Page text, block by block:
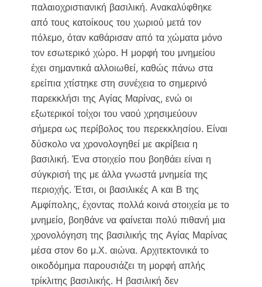
παλαιοχριστιανική βασιλική. Ανακαλύφθηκε
από τους κατοίκους του χωριού μετά τον
πόλεμο, όταν καθάρισαν από τα χώματα μόνο
τον εσωτερικό χώρο. Η μορφή του μνημείου
έχει σημαντικά αλλοιωθεί, καθώς πάνω στα
ερείπια χτίστηκε στη συνέχεια το σημερινό
παρεκκλήσι της Αγίας Μαρίνας, ενώ οι
εξωτερικοί τοίχοι του ναού χρησιμεύουν
σήμερα ως περίβολος του περεκκλησίου. Είναι
δύσκολο να χρονολογηθεί με ακρίβεια η
βασιλική. Ένα στοιχείο που βοηθάει είναι η
σύγκρισή της με άλλα γνωστά μνημεία της
περιοχής. Έτσι, οι βασιλικές Α και Β της
Αμφίπολης, έχοντας πολλά κοινά στοιχεία με το
μνημείο, βοηθάνε να φαίνεται πολύ πιθανή μια
χρονολόγηση της βασιλικής της Αγίας Μαρίνας
μέσα στον 6ο μ.Χ. αιώνα. Αρχιτεκτονικά το
οικοδόμημα παρουσιάζει τη μορφή απλής
τρίκλιτης βασιλικής. Η βασιλική δεν